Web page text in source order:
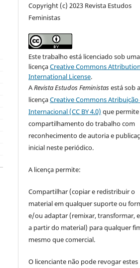
Copyright (c) 2023 Revista Estudos
Feministas
Este trabalho está licenciado sob uma
licençaCreative Commons
International License.
ARevista Estudos Feministasestá sob a
licençaCreative Commons Atribuição
Internacional (CC BY 4.0) que
compartilhamento do trabalho com
reconhecimento de autoria e
inicial neste periódico.
A licença permite:
Compartilhar (copiar e redistribuir o
material em qualquer suporte ou
e/ou adaptar (remixar, transformar,
a partir do material) para qualquer
mesmo que comercial.
O licenciante não pode revogar estes